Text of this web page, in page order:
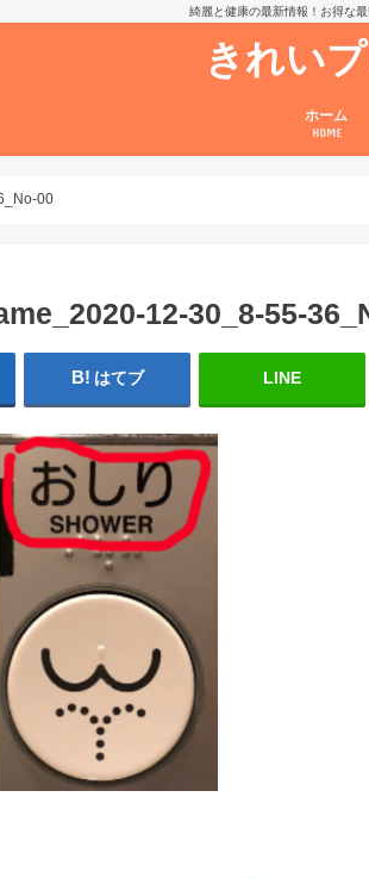
綺麗と健康の最新情報！お得な最
きれい
ホーム
HOME
00
12-30_8-55-
はてブ LINE